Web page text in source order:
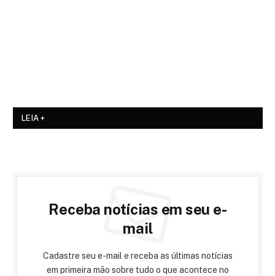
LEIA +
Receba notícias em seu e-
mail
Cadastre seu e-mail e receba as últimas notícias
em primeira mão sobre tudo o que acontece no